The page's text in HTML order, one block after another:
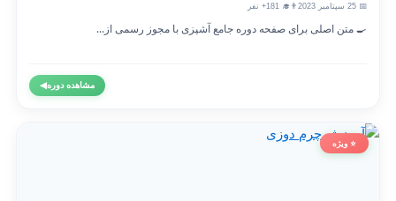
👨‍🎓 181+ نفر
🍳 متن اصلی برای صفحه دوره جامع آشپزی با مجوز رسمی از...
مشاهده دوره◀
⭐ ویژه